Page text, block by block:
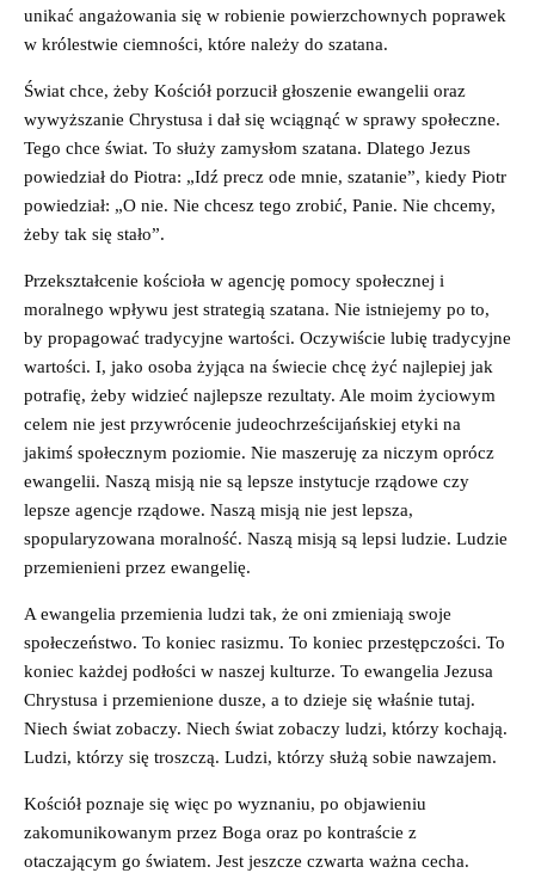
unikać angażowania się w robienie powierzchownych poprawek
w królestwie ciemności, które należy do szatana.
Świat chce, żeby Kościół porzucił głoszenie ewangelii oraz
wywyższanie Chrystusa i dał się wciągnąć w sprawy społeczne.
Tego chce świat. To służy zamysłom szatana. Dlatego Jezus
powiedział do Piotra: „Idź precz ode mnie, szatanie”, kiedy Piotr
powiedział: „O nie. Nie chcesz tego zrobić, Panie. Nie chcemy,
żeby tak się stało”.
Przekształcenie kościoła w agencję pomocy społecznej i
moralnego wpływu jest strategią szatana. Nie istniejemy po to,
by propagować tradycyjne wartości. Oczywiście lubię tradycyjne
wartości. I, jako osoba żyjąca na świecie chcę żyć najlepiej jak
potrafię, żeby widzieć najlepsze rezultaty. Ale moim życiowym
celem nie jest przywrócenie judeochrześcijańskiej etyki na
jakimś społecznym poziomie. Nie maszeruję za niczym oprócz
ewangelii. Naszą misją nie są lepsze instytucje rządowe czy
lepsze agencje rządowe. Naszą misją nie jest lepsza,
spopularyzowana moralność. Naszą misją są lepsi ludzie. Ludzie
przemienieni przez ewangelię.
A ewangelia przemienia ludzi tak, że oni zmieniają swoje
społeczeństwo. To koniec rasizmu. To koniec przestępczości. To
koniec każdej podłości w naszej kulturze. To ewangelia Jezusa
Chrystusa i przemienione dusze, a to dzieje się właśnie tutaj.
Niech świat zobaczy. Niech świat zobaczy ludzi, którzy kochają.
Ludzi, którzy się troszczą. Ludzi, którzy służą sobie nawzajem.
Kościół poznaje się więc po wyznaniu, po objawieniu
zakomunikowanym przez Boga oraz po kontraście z
otaczającym go światem. Jest jeszcze czwarta ważna cecha.